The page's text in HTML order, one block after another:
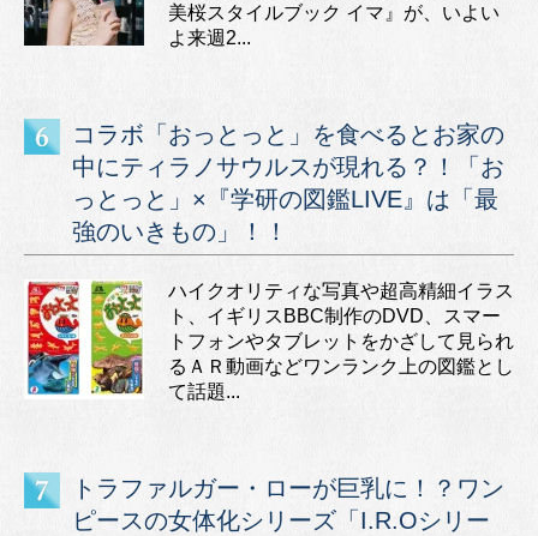
美桜スタイルブック イマ』が、いよい
よ来週2...
コラボ「おっとっと」を食べるとお家の
中にティラノサウルスが現れる？！「お
っとっと」×『学研の図鑑LIVE』は「最
強のいきもの」！！
ハイクオリティな写真や超高精細イラス
ト、イギリスBBC制作のDVD、スマー
トフォンやタブレットをかざして見られ
るＡＲ動画などワンランク上の図鑑とし
て話題...
トラファルガー・ローが巨乳に！？ワン
ピースの女体化シリーズ「I.R.Oシリー